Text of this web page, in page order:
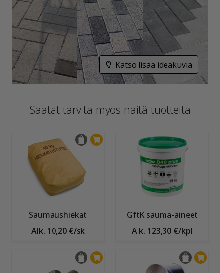
Katso lisää ideakuvia
Saatat tarvita myös näitä tuotteita
Saumaushiekat
Alk. 10,20 €/sk
GftK sauma-aineet
Alk. 123,30 €/kpl